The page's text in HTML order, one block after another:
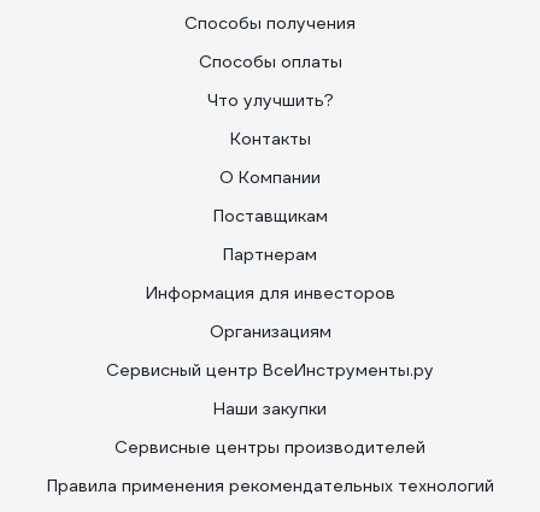
Способы получения
Способы оплаты
Что улучшить?
Контакты
О Компании
Поставщикам
Партнерам
Информация для инвесторов
Организациям
Сервисный центр ВсеИнструменты.ру
Наши закупки
Сервисные центры производителей
Правила применения рекомендательных технологий